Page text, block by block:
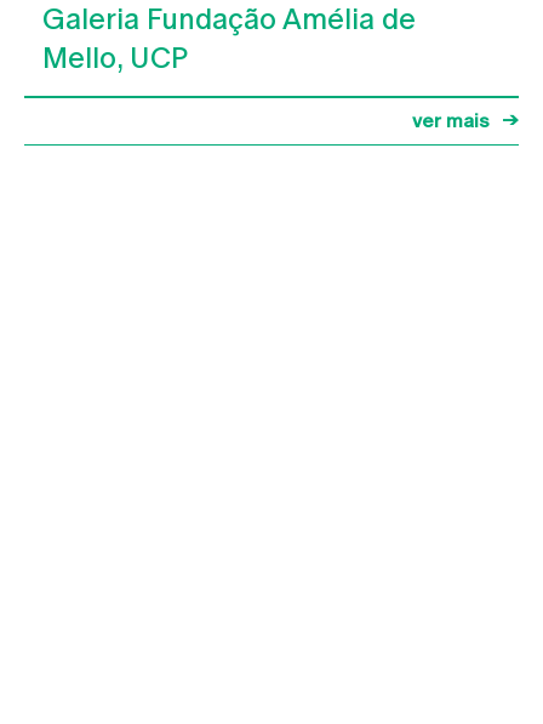
Galeria Fundação Amélia de
Mello, UCP
ver mais